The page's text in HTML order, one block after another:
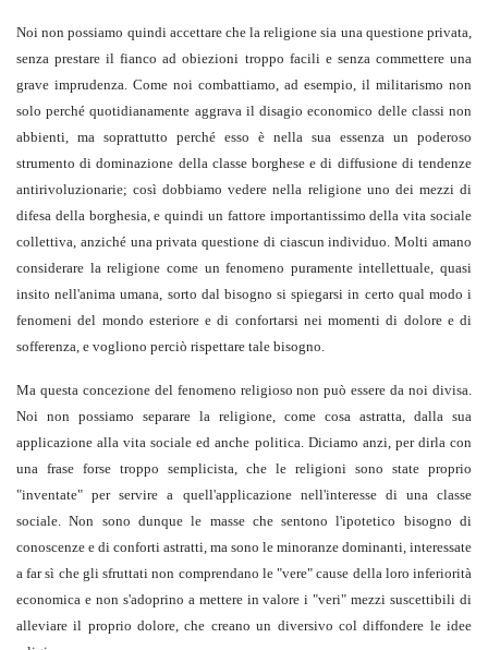
Noi non possiamo quindi accettare che la religione sia una questione privata,
senza prestare il fianco ad obiezioni troppo facili e senza commettere una
grave imprudenza. Come noi combattiamo, ad esempio, il militarismo non
solo perché quotidianamente aggrava il disagio economico delle classi non
abbienti, ma soprattutto perché esso è nella sua essenza un poderoso
strumento di dominazione della classe borghese e di diffusione di tendenze
antirivoluzionarie; così dobbiamo vedere nella religione uno dei mezzi di
difesa della borghesia, e quindi un fattore importantissimo della vita sociale
collettiva, anziché una privata questione di ciascun individuo. Molti amano
considerare la religione come un fenomeno puramente intellettuale, quasi
insito nell'anima umana, sorto dal bisogno si spiegarsi in certo qual modo i
fenomeni del mondo esteriore e di confortarsi nei momenti di dolore e di
sofferenza, e vogliono perciò rispettare tale bisogno.
Ma questa concezione del fenomeno religioso non può essere da noi divisa.
Noi non possiamo separare la religione, come cosa astratta, dalla sua
applicazione alla vita sociale ed anche politica. Diciamo anzi, per dirla con
una frase forse troppo semplicista, che le religioni sono state proprio
"inventate" per servire a quell'applicazione nell'interesse di una classe
sociale. Non sono dunque le masse che sentono l'ipotetico bisogno di
conoscenze e di conforti astratti, ma sono le minoranze dominanti, interessate
a far sì che gli sfruttati non comprendano le "vere" cause della loro inferiorità
economica e non s'adoprino a mettere in valore i "veri" mezzi suscettibili di
alleviare il proprio dolore, che creano un diversivo col diffondere le idee